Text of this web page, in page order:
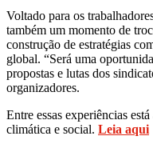
Voltado para os
também um momento de
construção de estratégias
global. “Será uma
propostas e lutas dos
organizadores.
Entre essas experiências
climática e social. Leia aqui